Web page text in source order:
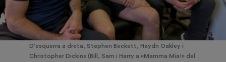
D'esquerra a dreta, Stephen Beckett, Haydn Oakley i
Christopher Dickins (Bill, Sam i Harry a «Mamma Mia!» del